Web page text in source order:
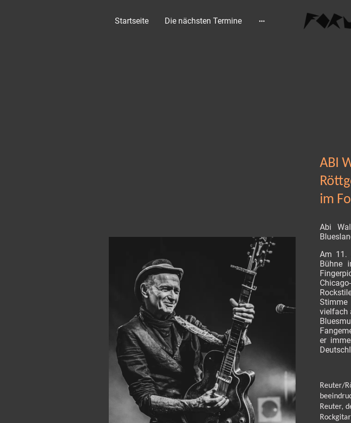
Startseite Die nächsten Termine
ABI
im
Abi
Am 11.
Bühne
vielfach
er
Reuter/
Reuter,